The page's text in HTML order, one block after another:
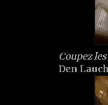
Coupez
Den